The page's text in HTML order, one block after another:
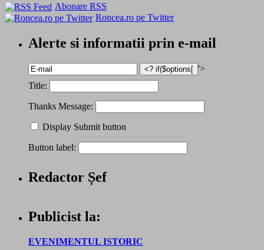
Abonare RSS
Roncea.ro pe Twitter
Alerte si informatii prin e-mail
'>
Title:
Thanks Message:
Display Submit button
Button label:
Redactor Șef
Publicist la:
EVENIMENTUL ISTORIC